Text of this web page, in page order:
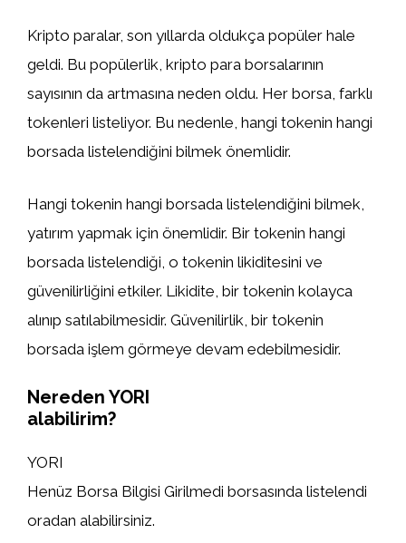
Kripto paralar, son yıllarda oldukça popüler hale
geldi. Bu popülerlik, kripto para borsalarının
sayısının da artmasına neden oldu. Her borsa, farklı
tokenleri listeliyor. Bu nedenle, hangi tokenin hangi
borsada listelendiğini bilmek önemlidir.
Hangi tokenin hangi borsada listelendiğini bilmek,
yatırım yapmak için önemlidir. Bir tokenin hangi
borsada listelendiği, o tokenin likiditesini ve
güvenilirliğini etkiler. Likidite, bir tokenin kolayca
alınıp satılabilmesidir. Güvenilirlik, bir tokenin
borsada işlem görmeye devam edebilmesidir.
Nereden YORI
alabilirim?
YORI
Henüz Borsa Bilgisi Girilmedi borsasında listelendi
oradan alabilirsiniz.